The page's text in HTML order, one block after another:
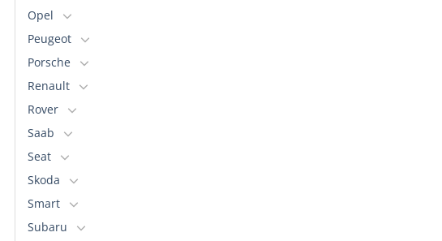
Opel
Peugeot
Porsche
Renault
Rover
Saab
Seat
Skoda
Smart
Subaru